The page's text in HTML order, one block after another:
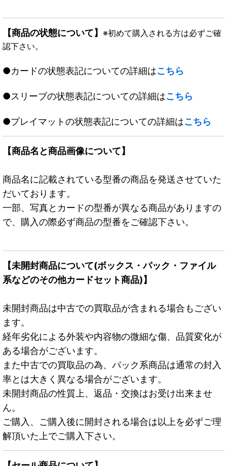
【商品の状態について】 ※初めて購入される方は必ずご確
認下さい。
●カードの状態表記についての詳細はこちら
●スリーブの状態表記についての詳細はこちら
●プレイマットの状態表記についての詳細はこちら
【商品名と商品画像について】
商品名に記載されている型番の商品を発送させていた
だいております。
一部、写真とカードの型番が異なる商品がありますの
で、購入の際必ず商品の型番をご確認下さい。
【未開封商品について(ボックス・パック・ファイル
系などのその他カードセット商品)】
未開封商品は中古での買取品が含まれる場合もござい
ます。
経年劣化による外装や内容物の微細な傷、品質変化が
ある場合がございます。
また中古での買取品の為、パック系商品は通常の封入
率とは大きく異なる場合がございます。
未開封商品の性質上、返品・交換はお受け出来ませ
ん。
ご購入、ご購入後に開封される場合は以上を必ずご理
解頂いた上でご購入下さい。